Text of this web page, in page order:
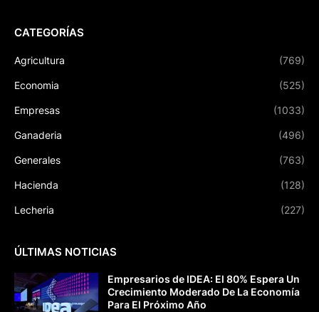
CATEGORÍAS
Agricultura (769)
Economia (525)
Empresas (1033)
Ganaderia (496)
Generales (763)
Hacienda (128)
Lecheria (227)
ÚLTIMAS NOTICIAS
Empresarios de IDEA: El 80% Espera Un
Crecimiento Moderado De La Economía
Para El Próximo Año